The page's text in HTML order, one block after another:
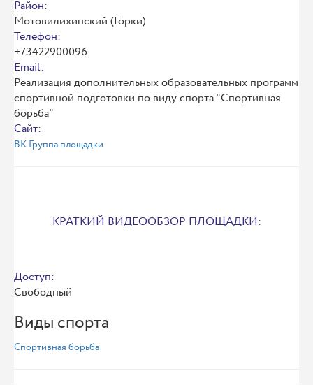
Район:
Мотовилихинский (Горки)
Телефон:
+73422900096
Email:
Реализация дополнительных образовательных программ
спортивной подготовки по виду спорта "Спортивная
борьба"
Сайт:
ВК Группа площадки
КРАТКИЙ ВИДЕООБЗОР ПЛОЩАДКИ:
Доступ:
Свободный
Виды спорта
Спортивная борьба